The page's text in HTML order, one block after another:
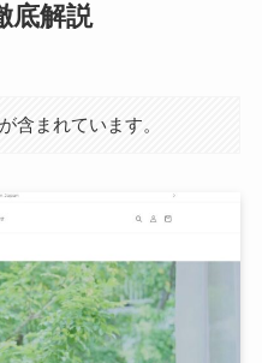
底解説
含まれています。